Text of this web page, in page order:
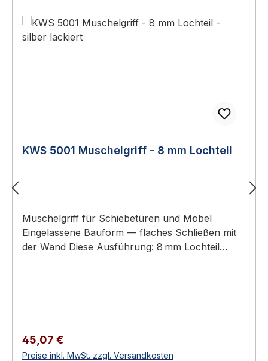
KWS 5001 Muschelgriff - 8 mm Lochteil
Muschelgriff für Schiebetüren und Möbel
Eingelassene Bauform — flaches Schließen mit
der Wand Diese Ausführung: 8 mm Lochteil
Schiebetüren, Schiebetürelemente und Möbel.
Sie ermöglichen ein flaches Schließen mit der
Regulärer Preis:
45,07 €
Preise inkl. MwSt. zzgl. Versandkosten